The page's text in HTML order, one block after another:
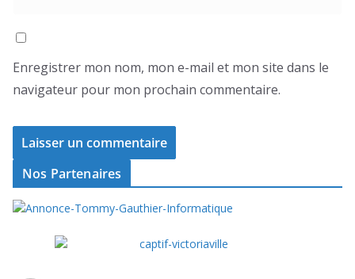
Enregistrer mon nom, mon e-mail et mon site dans le
navigateur pour mon prochain commentaire.
Nos Partenaires